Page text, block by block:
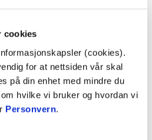
cookies
(cookies).
for at nettsiden vår skal
på din enhet med mindre du
hvilke vi bruker og hvordan vi
Personvern.
samarbeid mellom Bryne
Bryne Næringsforening,